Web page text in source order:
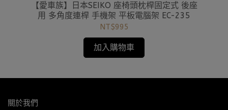
【愛車族】日本SEIKO 座椅頭枕桿固定式 後座
用 多角度連桿 手機架 平板電腦架 EC-235
NT$995
加入購物車
關於我們